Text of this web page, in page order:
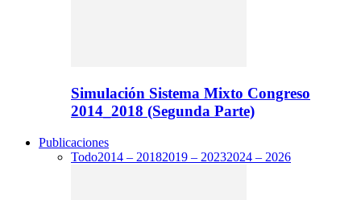
Simulación Sistema Mixto Congreso
2014_2018 (Segunda Parte)
Publicaciones
Todo2014 – 20182019 – 20232024 – 2026